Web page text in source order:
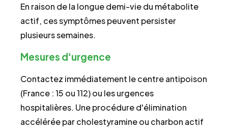
En raison de la longue demi-vie du métabolite
actif, ces symptômes peuvent persister
plusieurs semaines.
Mesures d'urgence
Contactez immédiatement le centre antipoison
(France : 15 ou 112) ou les urgences
hospitalières. Une procédure d'élimination
accélérée par cholestyramine ou charbon actif